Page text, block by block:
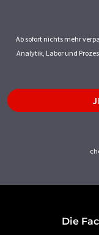
Ab sofort nichts mehr
Analytik, Labor und
Die